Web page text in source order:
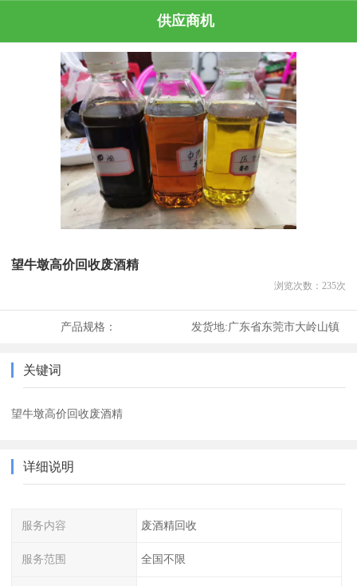
供应商机
望牛墩高价回收废酒精
浏览次数： 235次
产品规格： 发货地:广东省东莞市大岭山镇
关键词
望牛墩高价回收废酒精
详细说明
服务内容 废酒精回收
服务范围 全国不限